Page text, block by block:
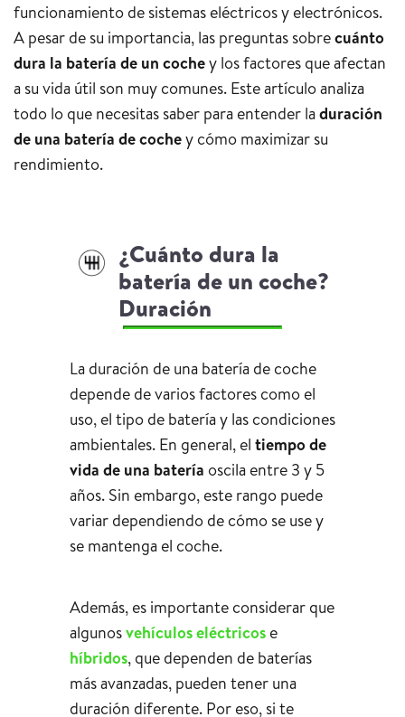
funcionamiento de sistemas eléctricos y electrónicos.
A pesar de su importancia, las preguntas sobrecuánto
dura la batería de un cochey los factores que afectan
a su vida útil son muy comunes. Este artículo analiza
todo lo que necesitas saber para entender laduración
de una batería de cochey cómo maximizar su
rendimiento.
¿Cuánto dura la
batería de un coche?
Duración
La duración de una batería de coche
depende de varios factores como el
uso, el tipo de batería y las condiciones
ambientales. En general, el tiempo de
vida de una batería oscila entre 3 y 5
años. Sin embargo, este rango puede
variar dependiendo de cómo se use y
se mantenga el coche.
Además, es importante considerar que
algunosvehículos eléctricose
híbridos, que dependen de baterías
más avanzadas, pueden tener una
duración diferente. Por eso, si te